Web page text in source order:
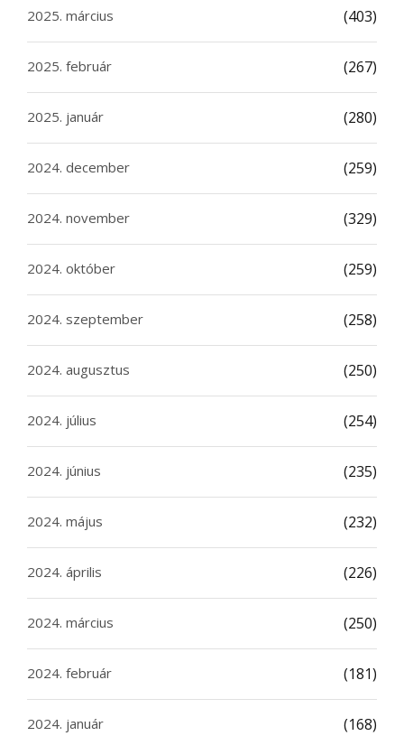
2025. március (403)
2025. február (267)
2025. január (280)
2024. december (259)
2024. november (329)
2024. október (259)
2024. szeptember (258)
2024. augusztus (250)
2024. július (254)
2024. június (235)
2024. május (232)
2024. április (226)
2024. március (250)
2024. február (181)
2024. január (168)